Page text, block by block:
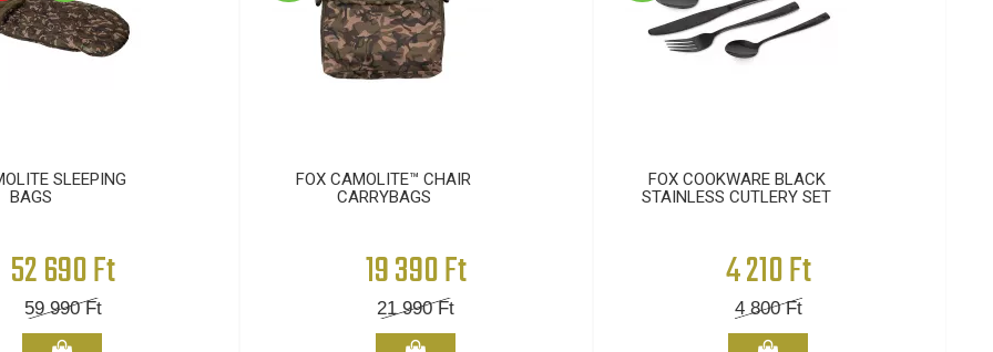
SLEEPING
BAGS
52 690 Ft
59 990Ft
FOX CAMOLITE™ CHAIR
CARRYBAGS
19 390 Ft
21 990Ft
FOX COOKWARE BLACK
STAINLESS CUTLERY SET
4 210 Ft
4 800Ft